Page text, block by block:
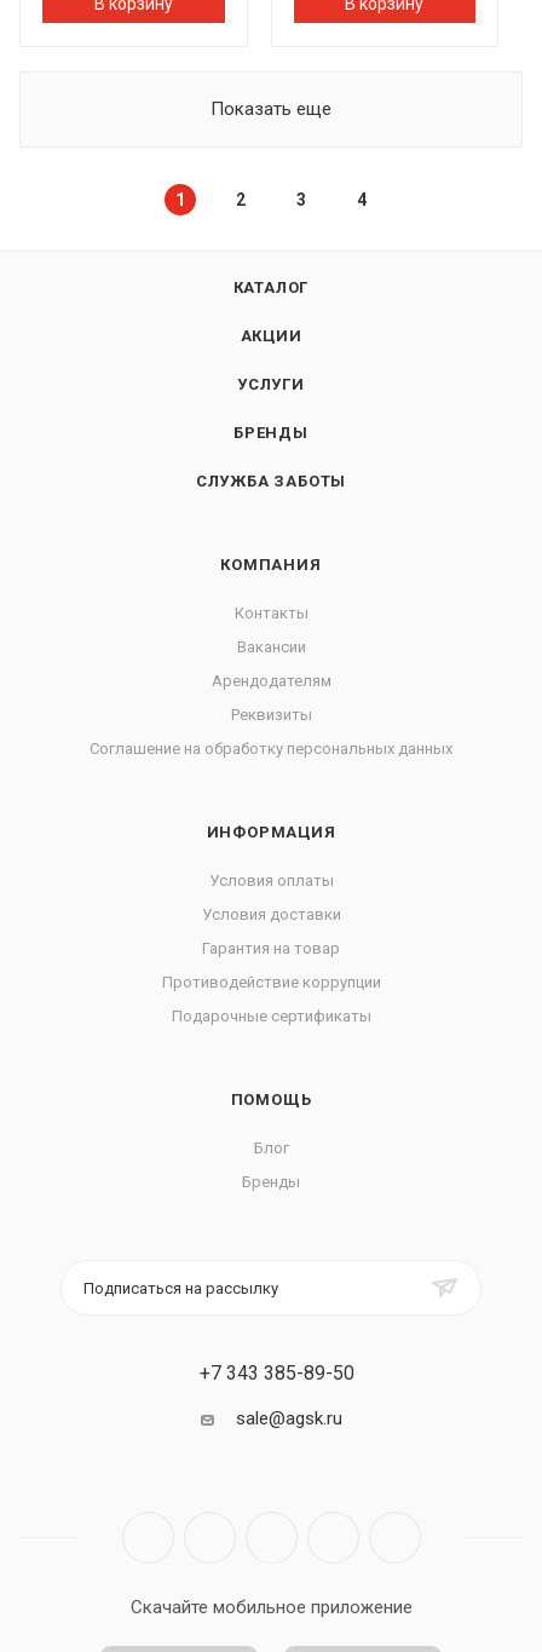
Показать еще
1 2 3 4
КАТАЛОГ
АКЦИИ
УСЛУГИ
БРЕНДЫ
СЛУЖБА ЗАБОТЫ
КОМПАНИЯ
Контакты
Вакансии
Арендодателям
Реквизиты
Соглашение на обработку персональных данных
ИНФОРМАЦИЯ
Условия оплаты
Условия доставки
Гарантия на товар
Противодействие коррупции
Подарочные сертификаты
ПОМОЩЬ
Блог
Бренды
Подписаться на рассылку
+7 343 385-89-50
sale@agsk.ru
Скачайте мобильное приложение